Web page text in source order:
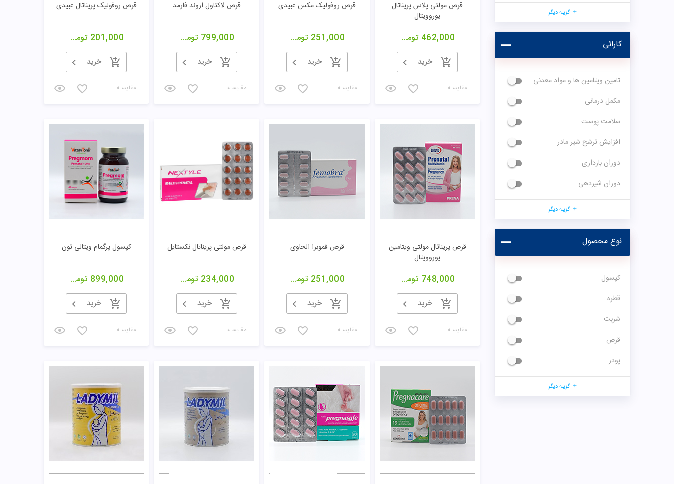
گزینه دیگر
کارائی
تامین ویتامین ها و مواد معدنی
مکمل درمانی
سلامت پوست
افزایش ترشح شیر مادر
دوران بارداری
دوران شیردهی
گزینه دیگر
نوع محصول
کپسول
قطره
شربت
قرص
پودر
گزینه دیگر
قرص مولتی پلاس پریناتال
یوروویتال
462,000 تومان
خرید
مقایسـه
قرص روفولیک مکس عبیدی
251,000 تومان
خرید
مقایسـه
قرص لاکتاول اروند فارمد
799,000 تومان
خرید
مقایسـه
قرص روفولیک پریناتال عبیدی
201,000 تومان
خرید
مقایسـه
قرص پریناتال مولتی ویتامین
یوروویتال
748,000 تومان
خرید
مقایسـه
قرص فموبرا الحاوی
251,000 تومان
خرید
مقایسـه
قرص مولتی پریناتال نکستایل
234,000 تومان
خرید
مقایسـه
کپسول پرگمام ویتالی تون
899,000 تومان
خرید
مقایسـه
تومان